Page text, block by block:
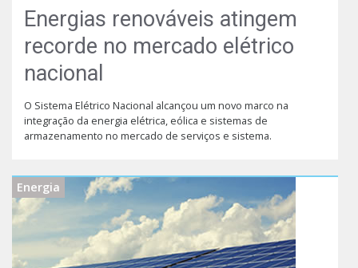
Energias renováveis atingem
recorde no mercado elétrico
nacional
O Sistema Elétrico Nacional alcançou um novo marco na
integração da energia elétrica, eólica e sistemas de
armazenamento no mercado de serviços e sistema.
Energia